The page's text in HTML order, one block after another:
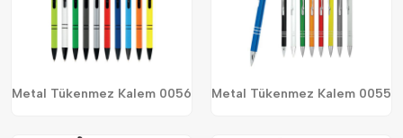
Metal Tükenmez Kalem 0056 Metal Tükenmez Kalem 0055